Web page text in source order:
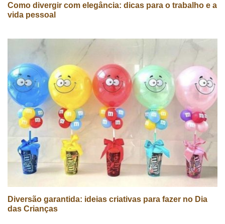
Como divergir com elegância: dicas para o trabalho e a
vida pessoal
Diversão garantida: ideias criativas para fazer no Dia
das Crianças